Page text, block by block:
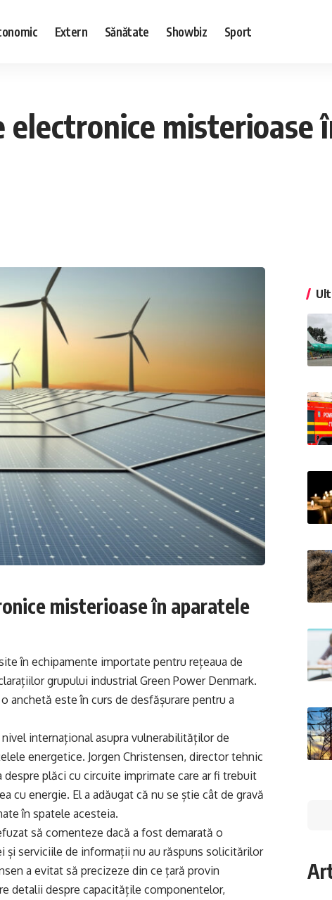
Extern Sănătate Showbiz Sport
electronice misterioase
misterioase în aparatele
în echipamente importate pentru rețeaua de
grupului industrial Green Power Denmark.
anchetă este în curs de desfășurare pentru a
internațional asupra vulnerabilităților de
energetice. Jorgen Christensen, director tehnic
plăci cu circuite imprimate care ar fi trebuit
cu energie. El a adăugat că nu se știe cât de gravă
în spatele acesteia.
să comenteze dacă a fost demarată o
și serviciile de informații nu au răspuns solicitărilor
a evitat să precizeze din ce țară provin
detalii despre capacitățile componentelor,